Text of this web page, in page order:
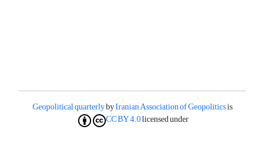
Geopolitical quarterlybyIranian Association of Geopoliticsis
licensed under
CC BY 4.0